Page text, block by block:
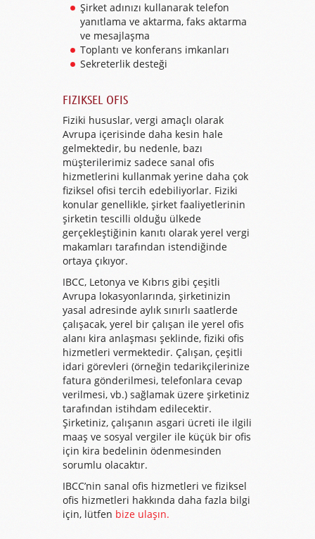
Şirket adınızı kullanarak telefon
yanıtlama ve aktarma, faks aktarma
ve mesajlaşma
Toplantı ve konferans imkanları
Sekreterlik desteği
FIZIKSEL OFIS
Fiziki hususlar, vergi amaçlı olarak
Avrupa içerisinde daha kesin hale
gelmektedir, bu nedenle, bazı
müşterilerimiz sadece sanal ofis
hizmetlerini kullanmak yerine daha çok
fiziksel ofisi tercih edebiliyorlar. Fiziki
konular genellikle, şirket faaliyetlerinin
şirketin tescilli olduğu ülkede
gerçekleştiğinin kanıtı olarak yerel vergi
makamları tarafından istendiğinde
ortaya çıkıyor.
IBCC, Letonya ve Kıbrıs gibi çeşitli
Avrupa lokasyonlarında, şirketinizin
yasal adresinde aylık sınırlı saatlerde
çalışacak, yerel bir çalışan ile yerel ofis
alanı kira anlaşması şeklinde, fiziki ofis
hizmetleri vermektedir. Çalışan, çeşitli
idari görevleri (örneğin tedarikçilerinize
fatura gönderilmesi, telefonlara cevap
verilmesi, vb.) sağlamak üzere şirketiniz
tarafından istihdam edilecektir.
Şirketiniz, çalışanın asgari ücreti ile ilgili
maaş ve sosyal vergiler ile küçük bir ofis
için kira bedelinin ödenmesinden
sorumlu olacaktır.
IBCC’nin sanal ofis hizmetleri ve fiziksel
ofis hizmetleri hakkında daha fazla bilgi
için, lütfen bize ulaşın.